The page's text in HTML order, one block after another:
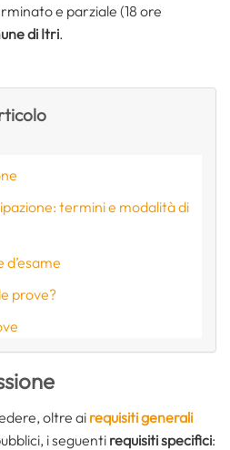
e parziale (18 ore
di Itri.
termini e modalità di
prove?
oltre ai requisiti generali
i seguenti requisiti specifici: